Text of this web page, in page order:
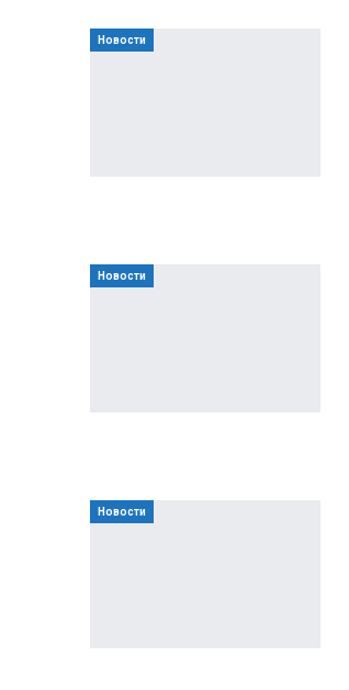
Новости
Новости
Новости